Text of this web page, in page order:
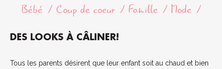
Bébé Coup de coeur Famille Mode
DES LOOKS À CÂLINER!
Tous les parents désirent que leur enfant soit au chaud et bien